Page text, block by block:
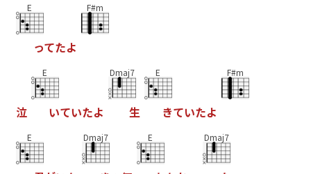
E
ってたよ
F#m
泣
E
いていたよ
Dmaj7
生
E
きていたよ
F#m
E Dmaj7 E Dmaj7